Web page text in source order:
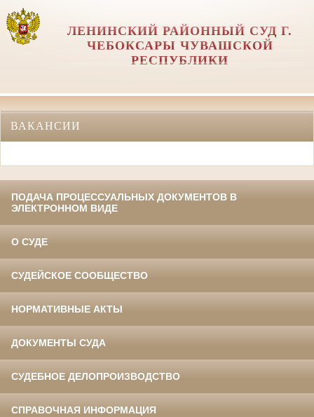
ЛЕНИНСКИЙ РАЙОННЫЙ СУД Г.
ЧЕБОКСАРЫ ЧУВАШСКОЙ
РЕСПУБЛИКИ
ВАКАНСИИ
ПОДАЧА ПРОЦЕССУАЛЬНЫХ ДОКУМЕНТОВ В
ЭЛЕКТРОННОМ ВИДЕ
О СУДЕ
СУДЕЙСКОЕ СООБЩЕСТВО
НОРМАТИВНЫЕ АКТЫ
ДОКУМЕНТЫ СУДА
СУДЕБНОЕ ДЕЛОПРОИЗВОДСТВО
СПРАВОЧНАЯ ИНФОРМАЦИЯ